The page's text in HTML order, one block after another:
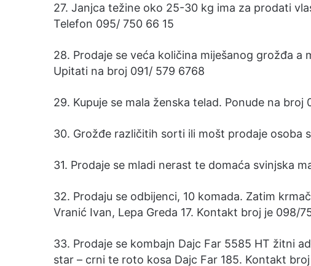
27. Janjca težine oko 25-30 kg ima za prodati
Telefon 095/ 750 66 15
28. Prodaje se veća količina miješanog grožđa a
Upitati na broj 091/ 579 6768
29. Kupuje se mala ženska telad. Ponude na broj
30. Grožđe različitih sorti ili mošt prodaje osoba
31. Prodaje se mladi nerast te domaća svinjska
32. Prodaju se odbijenci, 10 komada. Zatim
Vranić Ivan, Lepa Greda 17. Kontakt broj je 098/
33. Prodaje se kombajn Dajc Far 5585 HT žitni
star – crni te roto kosa Dajc Far 185. Kontakt